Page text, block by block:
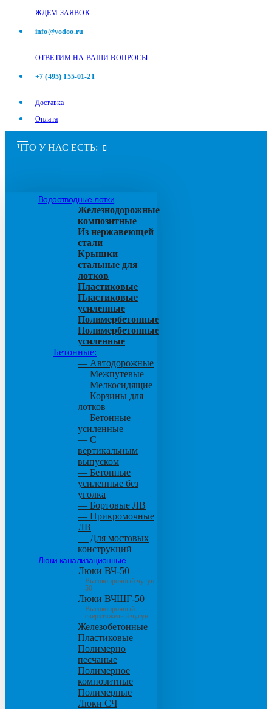
ЖДЕМ ЗАЯВОК:
info@vodoo.ru
ОТВЕТИМ НА ВАШИ ВОПРОСЫ:
+7 (495) 155-01-21
Доставка
Оплата
ЧТО У НАС ЕСТЬ:
Водоотводные лотки
Железнодорожные
композитные
Из нержавеющей
стали
Крышки
стальные для
лотков
Пластиковые
Пластиковые
усиленные
Полимербетонные
Полимербетонные
усиленные
Бетонные:
— Автодорожные
— Межпутевые
— Мелкосидящие
— Корзины для
лотков
— Бетонные
усиленные
— С
вертикальным
выпуском
— Бетонные
усиленные без
уголка
— Бортовые ЛВ
— Прикромочные
ЛВ
— Для мостовых
конструкций
Люки канализационные
Люки ВЧ-50
Высокопрочный чугун
50
Люки ВЧШГ-50
Высокопрочный
сверхтяжелый чугун
Железобетонные
Пластиковые
Полимерно
песчаные
Полимерное
композитные
Полимерные
Люки СЧ